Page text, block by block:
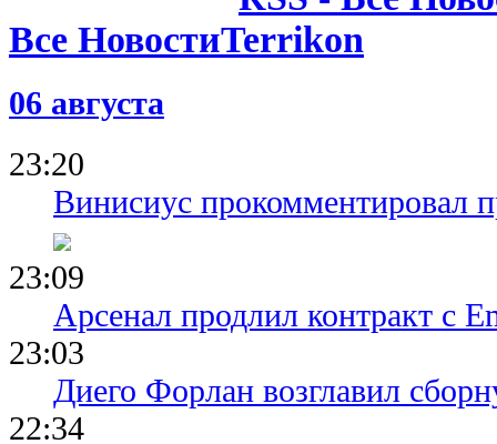
Все Новости
06 августа
23:20
Винисиус прокомментировал
23:09
Арсенал продлил контракт с
23:03
Диего Форлан возглавил
22:34